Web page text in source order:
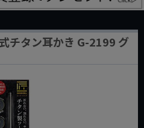
チタン耳かき G-2199 グ